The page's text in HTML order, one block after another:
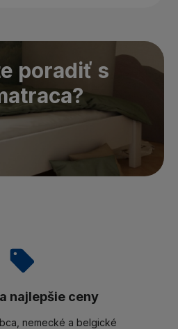
poradiť s
najlepšie ceny
nemecké a belgické